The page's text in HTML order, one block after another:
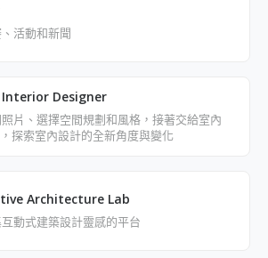
活動和新聞
Interior Designer
照片、選擇空間規劃和風格，接著交給室內
探索室內設計的全新角度與變化
Architecture Lab
動式建築設計靈感的平台